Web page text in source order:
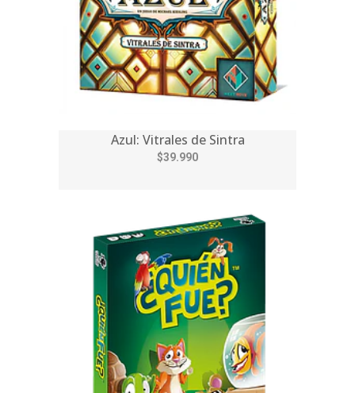
Azul: Vitrales de Sintra
$39.990